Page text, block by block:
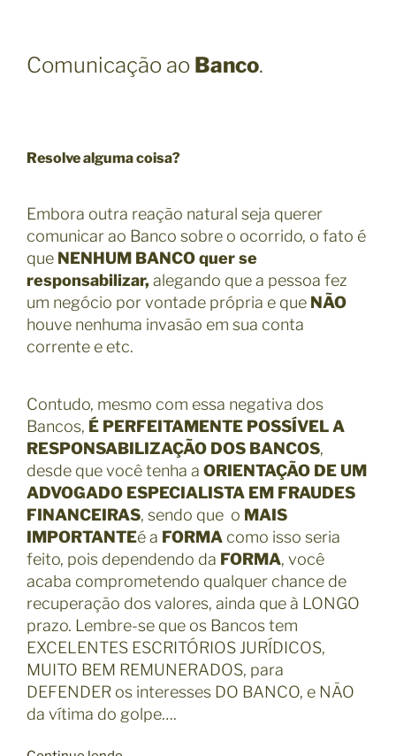
Comunicação ao Banco.
Resolve alguma coisa?
Embora outra reação natural seja querer
comunicar ao Banco sobre o ocorrido, o fato é
que NENHUM BANCO quer se
responsabilizar, alegando que a pessoa fez
um negócio por vontade própria e que NÃO
houve nenhuma invasão em sua conta
corrente e etc.
Contudo, mesmo com essa negativa dos
Bancos, É PERFEITAMENTE POSSÍVEL A
RESPONSABILIZAÇÃO DOS BANCOS,
desde que você tenha a ORIENTAÇÃO DE UM
ADVOGADO ESPECIALISTA EM FRAUDES
FINANCEIRAS, sendo que o MAIS
IMPORTANTEé a FORMA como isso seria
feito, pois dependendo da FORMA, você
acaba comprometendo qualquer chance de
recuperação dos valores, ainda que à LONGO
prazo. Lembre-se que os Bancos tem
EXCELENTES ESCRITÓRIOS JURÍDICOS,
MUITO BEM REMUNERADOS, para
DEFENDER os interesses DO BANCO, e NÃO
da vítima do golpe….